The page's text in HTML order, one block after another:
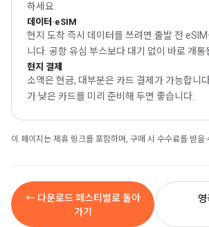
하세요.
데이터·eSIM
현지 도착 즉시 데이터를 쓰려면 출발 전
니다. 공항 유심 부스보다 대기 없이 바로 개통
현지 결제
소액은 현금, 대부분은 카드 결제가 가능합니
가 낮은 카드를 미리 준비해 두면 좋습니다.
이 페이지는 제휴 링크를 포함하며, 구매 시 수수료를 받을
← 다운로드 페스티벌로 돌아
가기
영